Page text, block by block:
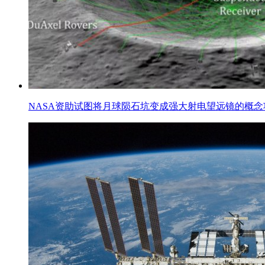
NASA资助试图将月球陨石坑变成强大射电望远镜的概